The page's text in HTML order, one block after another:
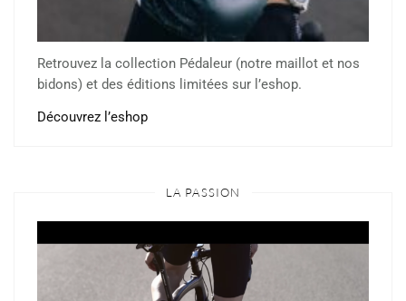
Retrouvez la collection Pédaleur (notre maillot et nos
bidons) et des éditions limitées sur l’eshop.
Découvrez l’eshop
LA PASSION